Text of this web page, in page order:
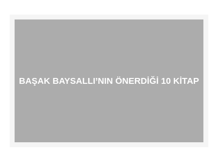
BAŞAK BAYSALLI’NIN ÖNERDIĞI 10 KITAP